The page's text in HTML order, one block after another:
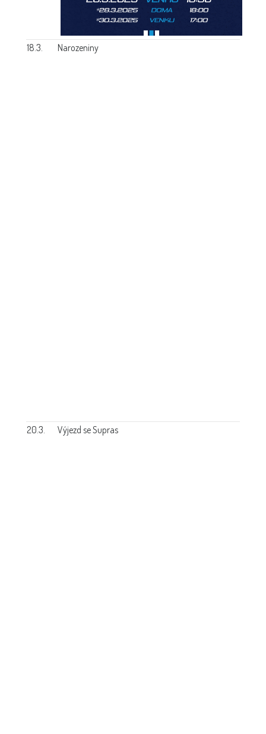
18.3. Narozeniny
20.3. Výjezd se Supras